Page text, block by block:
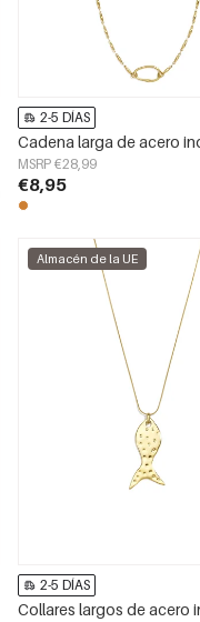
2-5 DÍAS
MSRP €28,99
€8,95
Almacén de la UE
2-5 DÍAS